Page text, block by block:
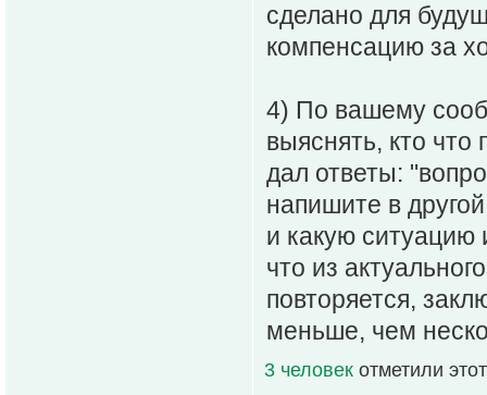
сделано для
компенсацию за
4) По вашему
выяснять, кто
дал ответы:
напишите в
и какую
что из
повторяется,
меньше, чем
3 человек отметили